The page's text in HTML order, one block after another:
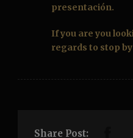
presentación.
If you are you
regards to stop
Share Post: